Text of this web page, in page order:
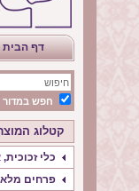
דף הבית
חפש במדור
קטלוג
כלי
פרחים